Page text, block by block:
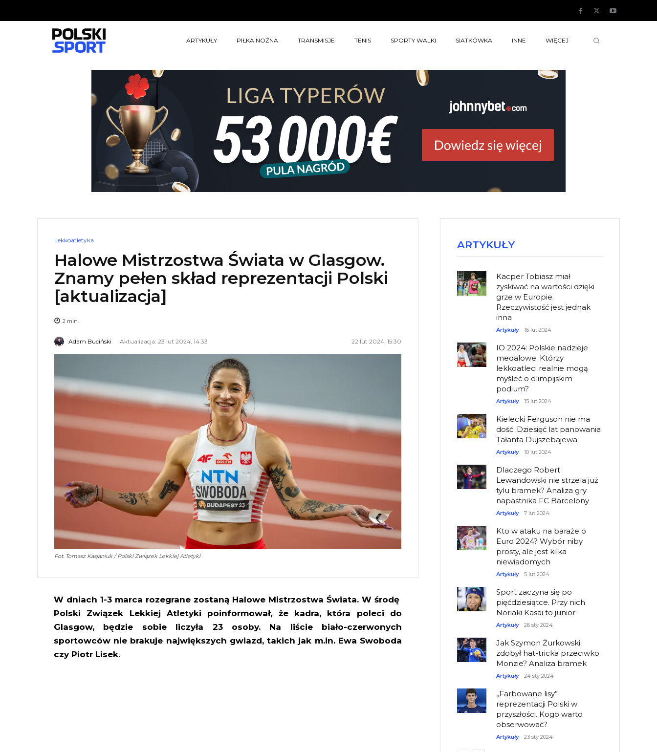
ARTYKUŁY PIŁKA NOŻNA TRANSMISJE TENIS SPORTY WALKI SIATKÓWKA INNE WIĘCEJ
Lekkoatletyka
Halowe Mistrzostwa Świata w Glasgow.
Znamy pełen skład reprezentacji Polski
[aktualizacja]
2 min.
Adam Buciński Aktualizacja: 23 lut 2024, 14:33 22 lut 2024, 15:30
Fot. Tomasz Kasjaniuk / Polski Związek Lekkiej Atletyki
W dniach 1-3 marca rozegrane zostaną Halowe Mistrzostwa Świata. W środę
Polski Związek Lekkiej Atletyki poinformował, że kadra, która poleci do
Glasgow, będzie sobie liczyła 23 osoby. Na liście biało-czerwonych
sportowców nie brakuje największych gwiazd, takich jak m.in. Ewa Swoboda
czy Piotr Lisek.
ARTYKUŁY
Kacper Tobiasz miał
zyskiwać na wartości dzięki
grze w Europie.
Rzeczywistość jest jednak
inna
Artykuły 16 lut 2024
IO 2024: Polskie nadzieje
medalowe. Którzy
lekkoatleci realnie mogą
myśleć o olimpijskim
podium?
Artykuły 15 lut 2024
Kielecki Ferguson nie ma
dość. Dziesięć lat panowania
Tałanta Dujszebajewa
Artykuły 10 lut 2024
Dlaczego Robert
Lewandowski nie strzela już
tylu bramek? Analiza gry
napastnika FC Barcelony
Artykuły 7 lut 2024
Kto w ataku na baraże o
Euro 2024? Wybór niby
prosty, ale jest kilka
niewiadomych
Artykuły 5 lut 2024
Sport zaczyna się po
pięćdziesiątce. Przy nich
Noriaki Kasai to junior
Artykuły 26 sty 2024
Jak Szymon Żurkowski
zdobył hat-tricka przeciwko
Monzie? Analiza bramek
Artykuły 24 sty 2024
„Farbowane lisy”
reprezentacji Polski w
przyszłości. Kogo warto
obserwować?
Artykuły 23 sty 2024